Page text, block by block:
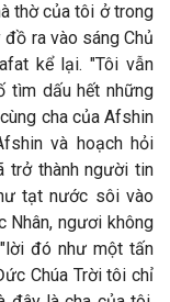
à thờ của tôi ở trong
đồ ra vào sáng Chủ
kể lại. "Tôi vẫn
tìm dấu hết những
cha của Afshin
và hoạch hỏi
trở thành người tin
tạt nước sôi vào
Nhân, ngươi không
đó như một tấn
Chúa Trời tôi chỉ